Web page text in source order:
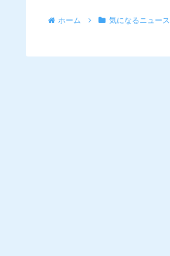
ホーム 気になるニュース